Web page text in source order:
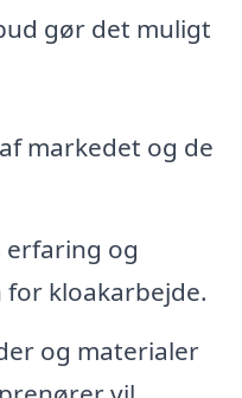
gør det muligt
markedet og de
og
for kloakarbejde.
og materialer